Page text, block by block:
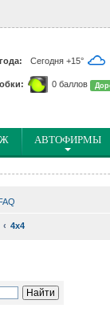
Сегодня +15°
0 баллов
АВТОФИРМЫ
4x4